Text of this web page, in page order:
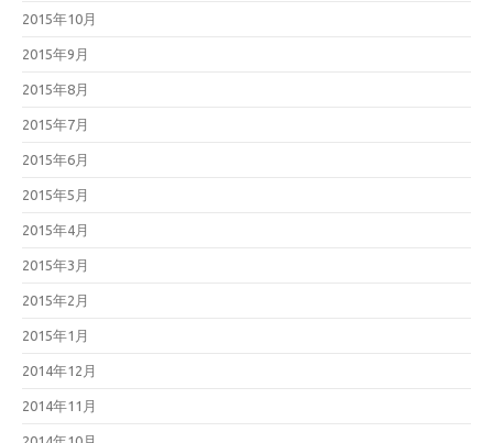
2015年10月
2015年9月
2015年8月
2015年7月
2015年6月
2015年5月
2015年4月
2015年3月
2015年2月
2015年1月
2014年12月
2014年11月